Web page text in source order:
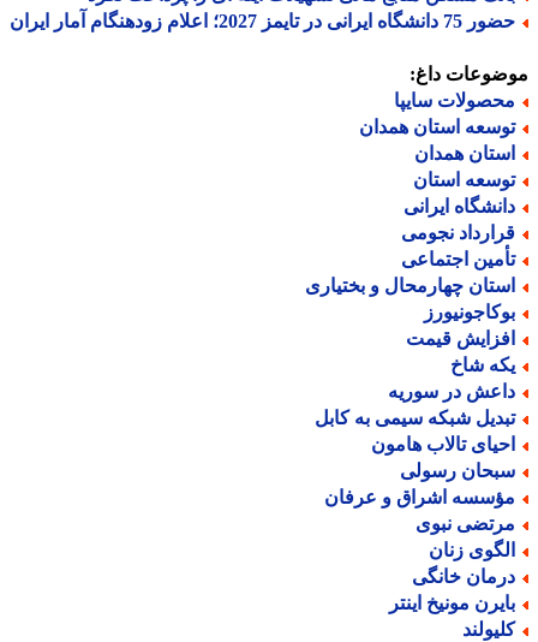
ایرانی در تایمز 2027؛ اعلام زودهنگام آمار ایران
داغ:
سایپا
استان همدان
همدان
استان
ایرانی
نجومی
اجتماعی
چهارمحال و بختیاری
قیمت
شاخ
در سوریه
شبکه سیمی به کابل
تالاب هامون
رسولی
اشراق و عرفان
نبوی
زنان
خانگی
مونیخ اینتر